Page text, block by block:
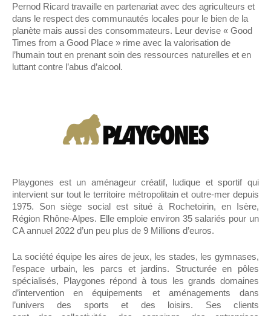
Pernod Ricard travaille en partenariat avec des agriculteurs et
dans le respect des communautés locales pour le bien de la
planète mais aussi des consommateurs. Leur devise « Good
Times from a Good Place » rime avec la valorisation de
l’humain tout en prenant soin des ressources naturelles et en
luttant contre l’abus d’alcool.
Playgones est un aménageur créatif, ludique et sportif qui
intervient sur tout le territoire métropolitain et outre-mer depuis
1975. Son siège social est situé à Rochetoirin, en Isère,
Région Rhône-Alpes. Elle emploie environ 35 salariés pour un
CA annuel 2022 d’un peu plus de 9 Millions d’euros.
La société équipe les aires de jeux, les stades, les gymnases,
l’espace urbain, les parcs et jardins. Structurée en pôles
spécialisés, Playgones répond à tous les grands domaines
d’intervention en équipements et aménagements dans
l’univers des sports et des loisirs. Ses clients